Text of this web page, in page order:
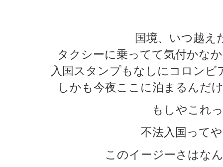
国境、いつ越え
タクシーに乗ってて気付かな
入国スタンプもなしにコロン
しかも今夜ここに泊まるんだ
もしやこれ
不法入国って
このイージーさはな